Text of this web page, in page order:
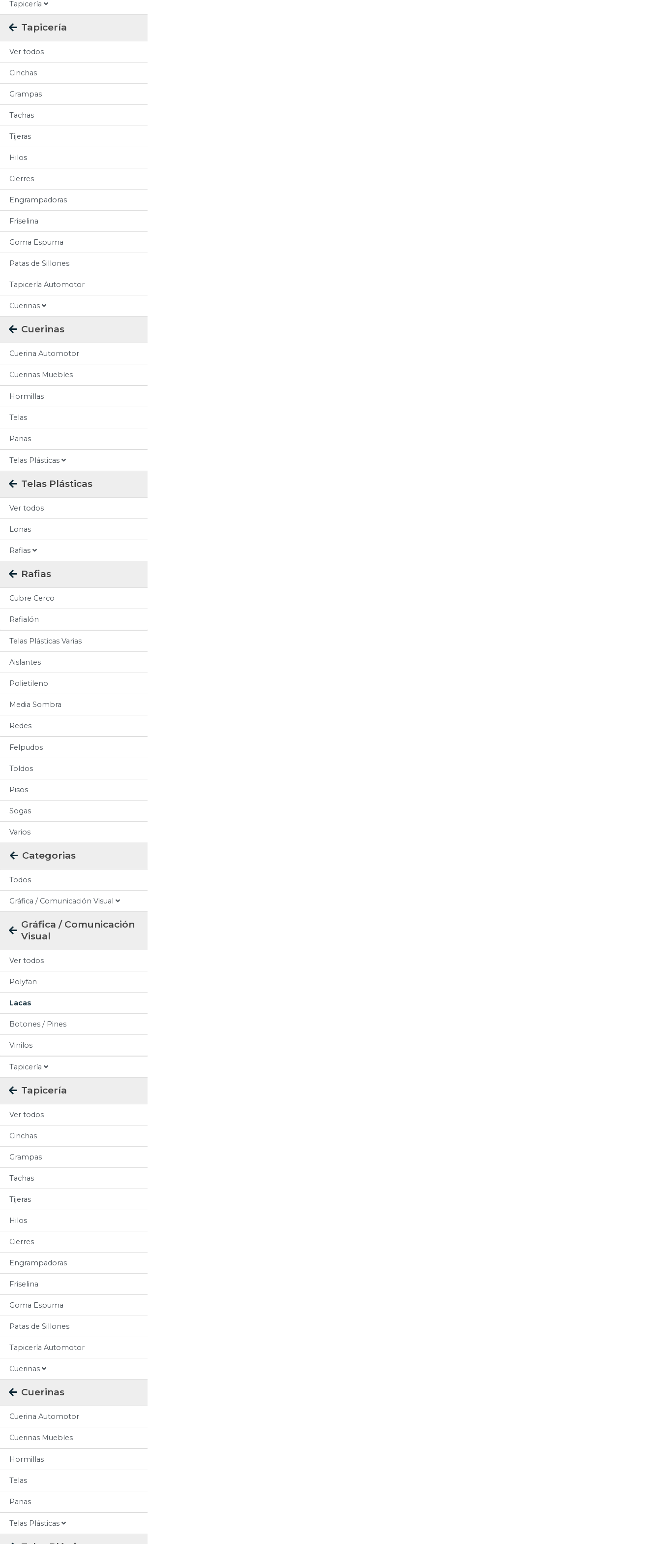
Tapicería
Tapicería
Ver todos
Cinchas
Grampas
Tachas
Tijeras
Hilos
Cierres
Engrampadoras
Friselina
Goma Espuma
Patas de Sillones
Tapicería Automotor
Cuerinas
Cuerinas
Cuerina Automotor
Cuerinas Muebles
Hormillas
Telas
Panas
Telas Plásticas
Telas Plásticas
Ver todos
Lonas
Rafias
Rafias
Cubre Cerco
Rafialón
Telas Plásticas Varias
Aislantes
Polietileno
Media Sombra
Redes
Felpudos
Toldos
Pisos
Sogas
Varios
Categorias
Todos
Gráfica / Comunicación Visual
Gráfica / Comunicación
Visual
Ver todos
Polyfan
Lacas
Botones / Pines
Vinilos
Tapicería
Tapicería
Ver todos
Cinchas
Grampas
Tachas
Tijeras
Hilos
Cierres
Engrampadoras
Friselina
Goma Espuma
Patas de Sillones
Tapicería Automotor
Cuerinas
Cuerinas
Cuerina Automotor
Cuerinas Muebles
Hormillas
Telas
Panas
Telas Plásticas